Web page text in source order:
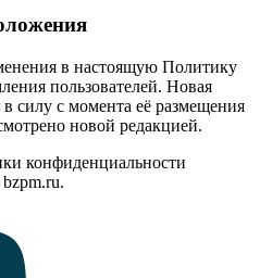
в настоящую Политику
пользователей. Новая
силу с момента её размещения
новой редакцией.
конфиденциальности